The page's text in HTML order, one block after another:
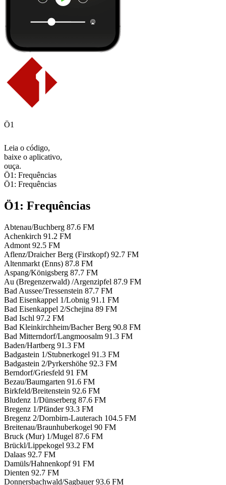
Ö1
Leia o código,
baixe o aplicativo,
ouça.
Ö1: Frequências
Ö1: Frequências
Ö1: Frequências
Abtenau/Buchberg 87.6 FM
Achenkirch 91.2 FM
Admont 92.5 FM
Aflenz/Draicher Berg (Firstkopf) 92.7 FM
Altenmarkt (Enns) 87.8 FM
Aspang/Königsberg 87.7 FM
Au (Bregenzerwald) /Argenzipfel 87.9 FM
Bad Aussee/Tressenstein 87.7 FM
Bad Eisenkappel 1/Lobnig 91.1 FM
Bad Eisenkappel 2/Schejina 89 FM
Bad Ischl 97.2 FM
Bad Kleinkirchheim/Bacher Berg 90.8 FM
Bad Mitterndorf/Langmoosalm 91.3 FM
Baden/Hartberg 91.3 FM
Badgastein 1/Stubnerkogel 91.3 FM
Badgastein 2/Pyrkershöhe 92.3 FM
Berndorf/Griesfeld 91 FM
Bezau/Baumgarten 91.6 FM
Birkfeld/Breitenstein 92.6 FM
Bludenz 1/Dünserberg 87.6 FM
Bregenz 1/Pfänder 93.3 FM
Bregenz 2/Dornbirn-Lauterach 104.5 FM
Breitenau/Braunhuberkogel 90 FM
Bruck (Mur) 1/Mugel 87.6 FM
Brückl/Lippekogel 93.2 FM
Dalaas 92.7 FM
Damüls/Hahnenkopf 91 FM
Dienten 92.7 FM
Donnersbachwald/Sagbauer 93.6 FM